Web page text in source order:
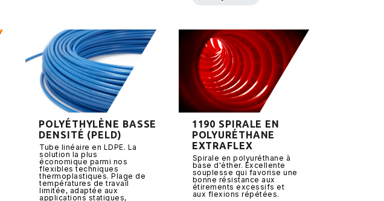
POLYÉTHYLÈNE BASSE
DENSITÉ (PELD)
Tube linéaire en LDPE. La
solution la plus
économique parmi nos
flexibles techniques
thermoplastiques. Plage de
températures de travail
limitée, adaptée aux
applications statiques,
1190 SPIRALE EN
POLYURÉTHANE
EXTRAFLEX
Spirale en polyuréthane à
base d'éther. Excellente
souplesse qui favorise une
bonne résistance aux
étirements excessifs et
aux flexions répétées.